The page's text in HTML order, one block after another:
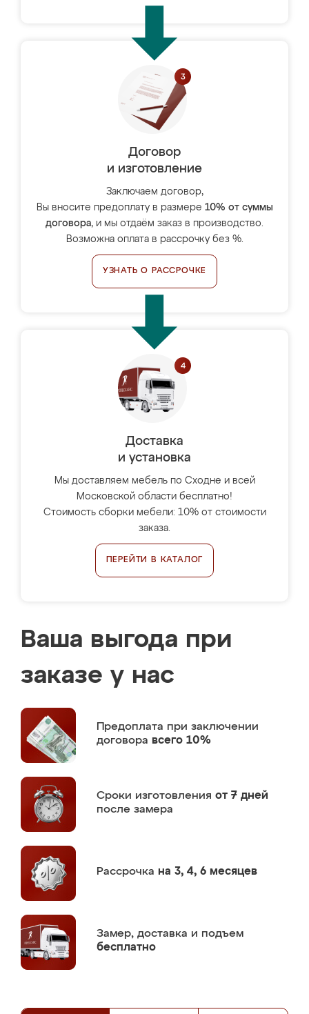
Договор
и изготовление
Заключаем договор,
Вы вносите предоплату в размере 10% от суммы
договора, и мы отдаём заказ в производство.
Возможна оплата в рассрочку без %.
УЗНАТЬ О РАССРОЧКЕ
Доставка
и установка
Мы доставляем мебель по Сходне и всей
Московской области бесплатно!
Стоимость сборки мебели: 10% от стоимости
заказа.
ПЕРЕЙТИ В КАТАЛОГ
Ваша выгода при
заказе у нас
Предоплата при заключении
договора всего 10%
Сроки изготовления от 7 дней
после замера
Рассрочка на 3, 4, 6 месяцев
Замер, доставка и подъем
бесплатно